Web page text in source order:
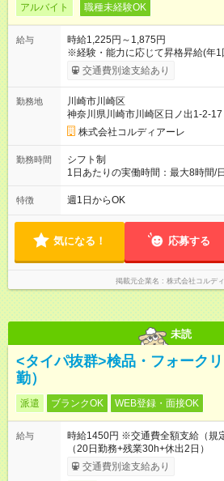
アルバイト 職種未経験OK
給与
時給1,225円～1,875円
※経験・能力に応じて昇格昇給(年1
※年末年始手当有り。 ※交通費支給(規定有り) 【
期間なし
交通費別途支給あり
勤務地
川崎市川崎区
神奈川県川崎市川崎区日ノ出
株式会社コルディアーレ
勤務時間
シフト制
1日あたりの実働時間：最大8時間/日
特徴 週1日からOK
気になる！ 応募する
掲載元企業名 株式会社コルデ
未読
<タイパ抜群>検品・フォーク
勤）
派遣 ブランクOK WEB登録・面接OK
給与
時給1450円 ※交通費全額支給（規
（20日勤務+残業30h+休出2日）
交通費別途支給あり